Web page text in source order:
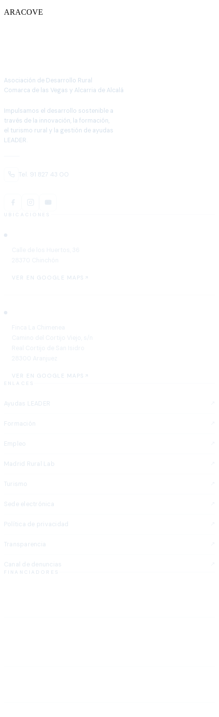
ARACOVE
Asociación de Desarrollo Rural
Comarca de las Vegas y Alcarria de Alcalá
Impulsamos el desarrollo sostenible a
través de la innovación, la formación,
el turismo rural y la gestión de ayudas
LEADER.
Tel. 91 827 43 00
UBICACIONES
VER EN GOOGLE MAPS
VER EN GOOGLE MAPS
ENLACES
Ayudas LEADER
Formación
Empleo
Madrid Rural Lab
Turismo
Sede electrónica
Política de privacidad
Transparencia
Canal de denuncias
FINANCIADORES